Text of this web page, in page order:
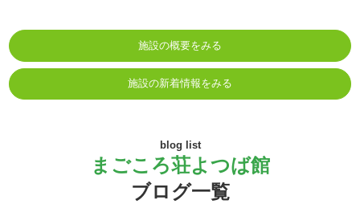
施設の概要をみる
施設の新着情報をみる
blog list
まごころ荘よつば館
ブログ一覧